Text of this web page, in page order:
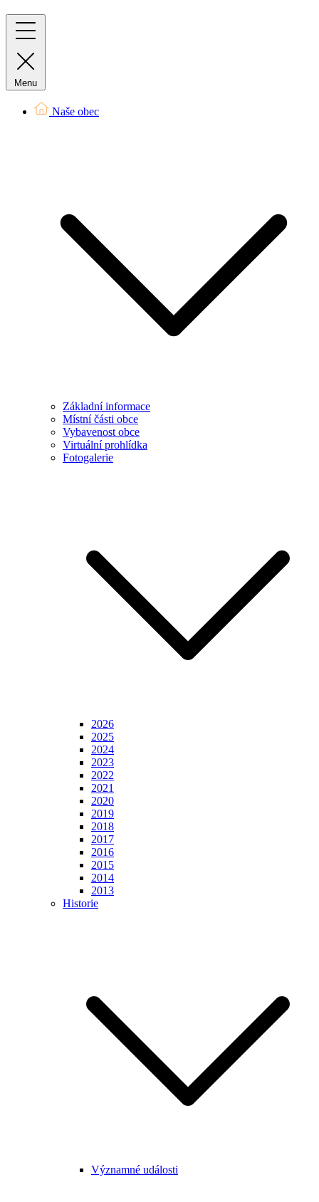
Menu
Naše obec
Základní informace
Místní části obce
Vybavenost obce
Virtuální prohlídka
Fotogalerie
2026
2025
2024
2023
2022
2021
2020
2019
2018
2017
2016
2015
2014
2013
Historie
Významné události